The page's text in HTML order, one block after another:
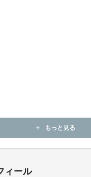
運びとなりました。
add もっと見る
ィール